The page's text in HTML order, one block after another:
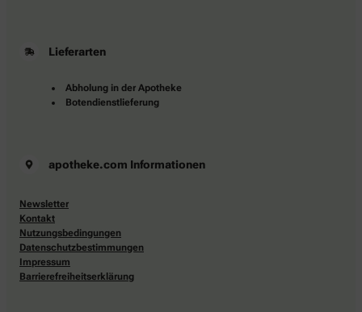
Lieferarten
Abholung in der Apotheke
Botendienstlieferung
apotheke.com Informationen
Newsletter
Kontakt
Nutzungsbedingungen
Datenschutzbestimmungen
Impressum
Barrierefreiheitserklärung